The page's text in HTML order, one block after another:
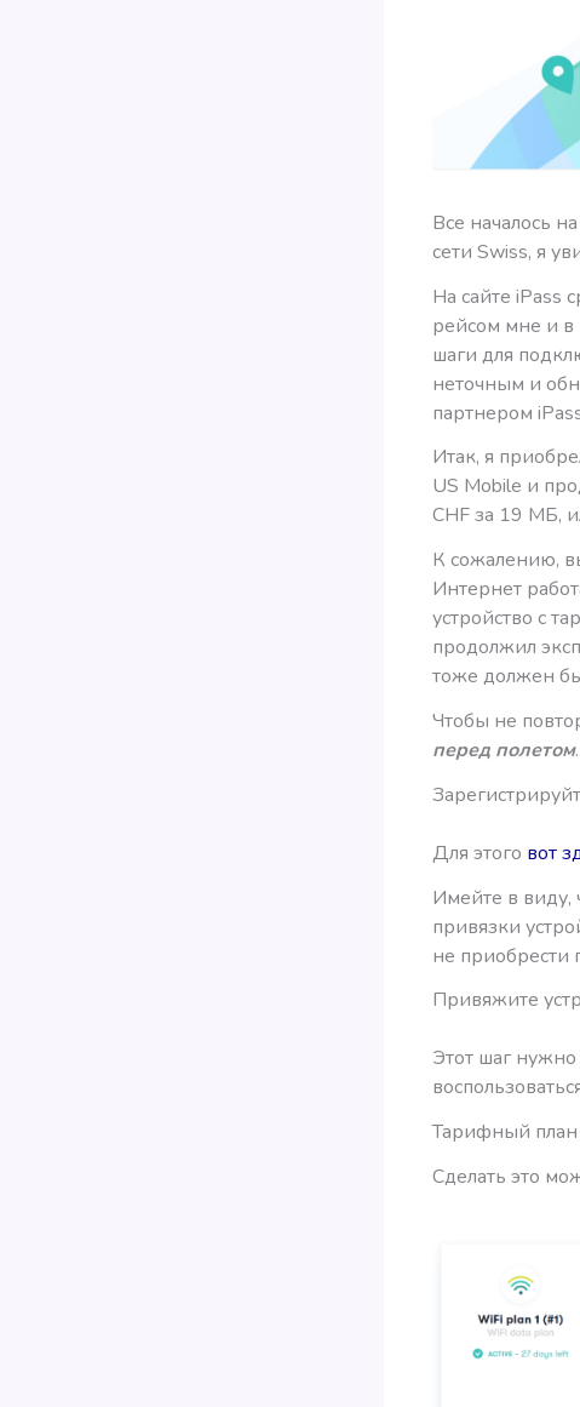
Все началось
сети Swiss, я
На сайте iPass
рейсом мне и
шаги для
неточным и
партнером
Итак, я
US Mobile и
CHF за 19 МБ,
К сожалению,
Интернет
устройство с
продолжил
тоже должен
Чтобы не
перед полетом.
Для этого вот
Имейте в виду,
привязки
не приобрести
Привяжите
Этот шаг
Тарифный план
Сделать это